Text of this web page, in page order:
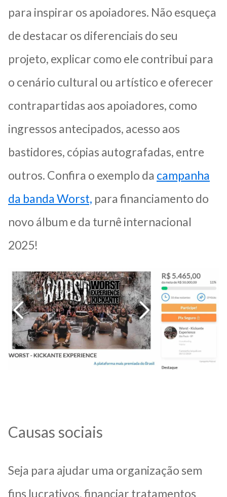
para inspirar os apoiadores. Não esqueça
de destacar os diferenciais do seu
projeto, explicar como ele contribui para
o cenário cultural ou artístico e oferecer
contrapartidas aos apoiadores, como
ingressos antecipados, acesso aos
bastidores, cópias autografadas, entre
outros. Confira o exemplo da campanha
da banda Worst, para financiamento do
novo álbum e da turnê internacional
2025!
Causas sociais
Seja para ajudar uma organização sem
fins lucrativos, financiar tratamentos